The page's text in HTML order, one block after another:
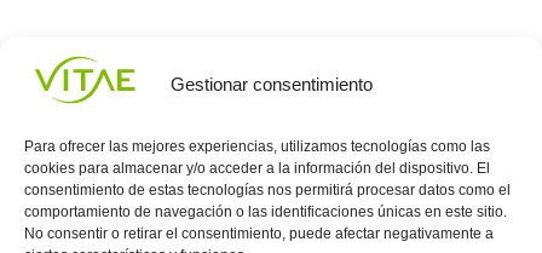
Gestionar consentimiento
Para ofrecer las mejores experiencias, utilizamos tecnologías como las
cookies para almacenar y/o acceder a la información del dispositivo. El
consentimiento de estas tecnologías nos permitirá procesar datos como el
comportamiento de navegación o las identificaciones únicas en este sitio.
No consentir o retirar el consentimiento, puede afectar negativamente a
Conocenos
Vitae
Política
de
(+34)
935